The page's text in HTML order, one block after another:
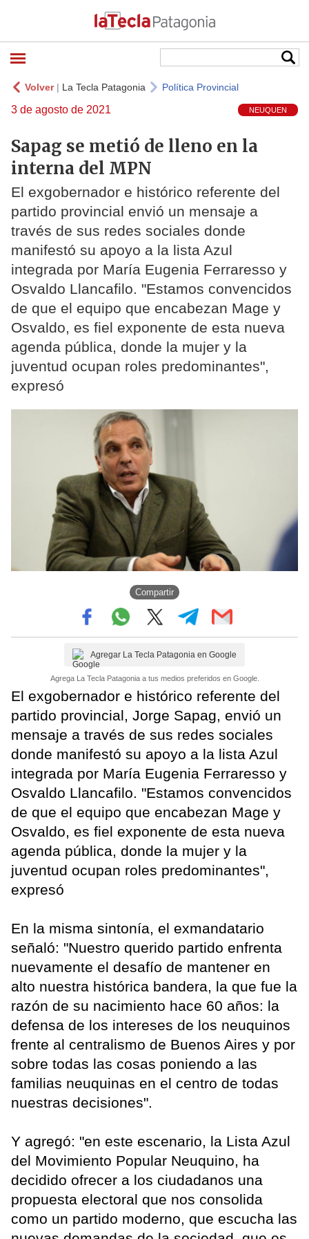
Volver| La Tecla Patagonia Política Provincial
3 de agosto de 2021 NEUQUEN
Sapag se metió de lleno en la
interna del MPN
El exgobernador e histórico referente del
partido provincial envió un mensaje a
través de sus redes sociales donde
manifestó su apoyo a la lista Azul
integrada por María Eugenia Ferraresso y
Osvaldo Llancafilo. "Estamos convencidos
de que el equipo que encabezan Mage y
Osvaldo, es fiel exponente de esta nueva
agenda pública, donde la mujer y la
juventud ocupan roles predominantes",
expresó
Compartir
Agregar La Tecla Patagonia en Google
Agrega La Tecla Patagonia a tus medios preferidos en Google.
El exgobernador e histórico referente del
partido provincial, Jorge Sapag, envió un
mensaje a través de sus redes sociales
donde manifestó su apoyo a la lista Azul
integrada por María Eugenia Ferraresso y
Osvaldo Llancafilo. "Estamos convencidos
de que el equipo que encabezan Mage y
Osvaldo, es fiel exponente de esta nueva
agenda pública, donde la mujer y la
juventud ocupan roles predominantes",
expresó
En la misma sintonía, el exmandatario
señaló: "Nuestro querido partido enfrenta
nuevamente el desafío de mantener en
alto nuestra histórica bandera, la que fue la
razón de su nacimiento hace 60 años: la
defensa de los intereses de los neuquinos
frente al centralismo de Buenos Aires y por
sobre todas las cosas poniendo a las
familias neuquinas en el centro de todas
nuestras decisiones".
Y agregó: "en este escenario, la Lista Azul
del Movimiento Popular Neuquino, ha
decidido ofrecer a los ciudadanos una
propuesta electoral que nos consolida
como un partido moderno, que escucha las